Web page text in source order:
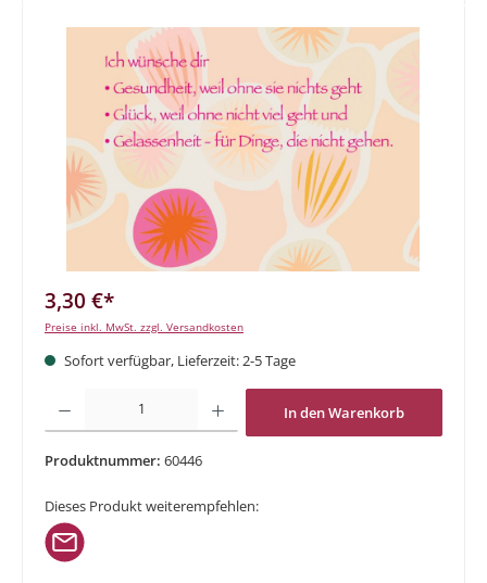
Bildergalerie überspringen
3,30 €*
Preise inkl. MwSt. zzgl. Versandkosten
Sofort verfügbar, Lieferzeit: 2-5 Tage
Produkt Anzahl: Gib den gewünschten Wert ein oder benutze die Schaltflächen um
In den Warenkorb
Produktnummer: 60446
Dieses Produkt weiterempfehlen: